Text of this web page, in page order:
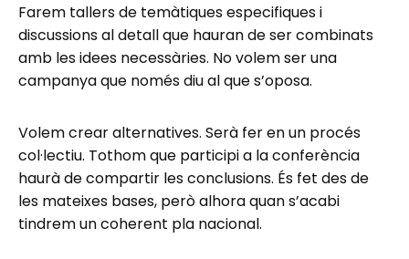
Farem tallers de temàtiques especifiques i
discussions al detall que hauran de ser combinats
amb les idees necessàries. No volem ser una
campanya que només diu al que s’oposa.
Volem crear alternatives. Serà fer en un procés
col·lectiu. Tothom que participi a la conferència
haurà de compartir les conclusions. És fet des de
les mateixes bases, però alhora quan s’acabi
tindrem un coherent pla nacional.